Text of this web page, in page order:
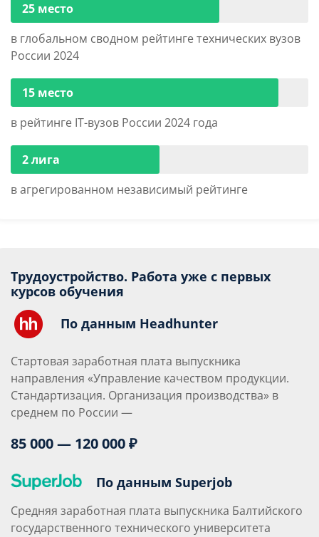
25 место
в глобальном сводном рейтинге технических вузов
России 2024
15 место
в рейтинге IT-вузов России 2024 года
2 лига
в агрегированном независимый рейтинге
Трудоустройство. Работа уже с первых
курсов обучения
По данным Headhunter
Стартовая заработная плата выпускника
направления «Управление качеством продукции.
Стандартизация. Организация производства» в
среднем по России —
85 000 — 120 000 ₽
По данным Superjob
Средняя заработная плата выпускника Балтийского
государственного технического университета